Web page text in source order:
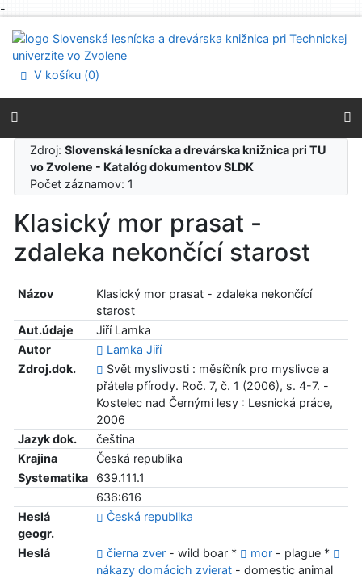
-
Prejsť na menu
Prehlásenie o webovej prístupnosti
V košíku (0)
Zdroj:Slovenská lesnícka a drevárska knižnica pri TU
vo Zvolene - Katalóg dokumentov SLDK
Počet záznamov: 1
Klasický mor prasat -
zdaleka nekončící starost
Názov
Klasický mor prasat - zdaleka nekončící
starost
Aut.údaje
Jiří Lamka
Autor
Lamka Jiří
Zdroj.dok.
Svět myslivosti : měsíčník pro myslivce a
přátele přírody. Roč. 7, č. 1 (2006), s. 4-7. -
Kostelec nad Černými lesy : Lesnická práce,
2006
Jazyk dok.
čeština
Krajina
Česká republika
Systematika
639.111.1
636:616
Heslá
geogr.
Česká republika
Heslá čierna zver- wild boar * mor- plague *
nákazy domácich zvierat- domestic animal